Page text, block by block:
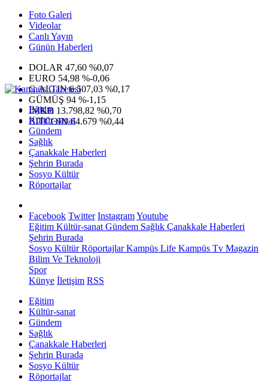
Foto Galeri
Videolar
Canlı Yayın
Günün Haberleri
DOLAR 47,60 %0,07
EURO 54,98 %-0,06
G.ALTIN6.507,03 %0,17
GÜMÜŞ 94 %-1,15
IMKB 13.798,82 %0,70
BITCOIN64.679 %0,44
Eğitim
Kültür-sanat
Gündem
Sağlık
Çanakkale Haberleri
Şehrin Burada
Sosyo Kültür
Röportajlar
Facebook Twitter InstagramYoutube
Eğitim Kültür-sanat Gündem Sağlık Çanakkale Haberleri
Şehrin Burada
Sosyo KültürRöportajlarKampüs Life Kampüs Tv Magazin
Bilim Ve Teknoloji
Spor
Künye İletişim RSS
Eğitim
Kültür-sanat
Gündem
Sağlık
Çanakkale Haberleri
Şehrin Burada
Sosyo Kültür
Röportajlar